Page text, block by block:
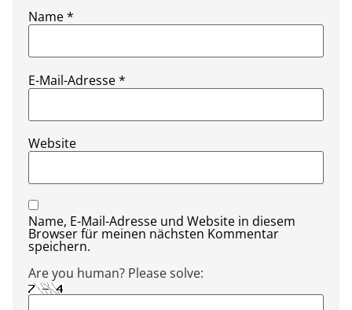
Name*
E-Mail-Adresse*
Website
Name, E-Mail-Adresse und Website in diesem
Browser für meinen nächsten Kommentar
speichern.
Are you human? Please solve: